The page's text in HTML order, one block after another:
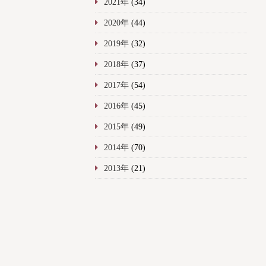
2021年(34)
2020年(44)
2019年(32)
2018年(37)
2017年(54)
2016年(45)
2015年(49)
2014年(70)
2013年(21)